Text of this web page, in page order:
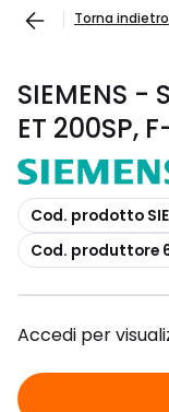
Torna indietro
SIEMENS -
ET 200SP,
copia
Cod. prodotto
copia
Cod. produttore
Accedi per